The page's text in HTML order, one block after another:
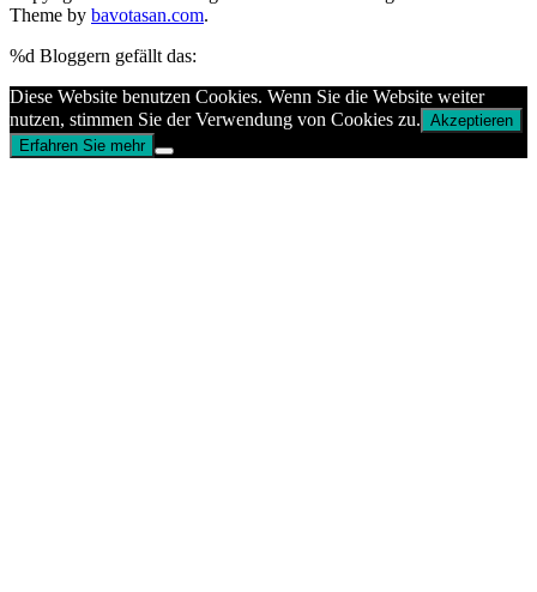
Theme by bavotasan.com.
%d Bloggern gefällt das:
Diese Website benutzen Cookies. Wenn Sie die Website weiter
nutzen, stimmen Sie der Verwendung von Cookies zu. Akzeptieren
Erfahren Sie mehr